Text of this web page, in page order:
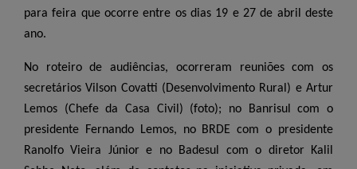
para feira que ocorre entre os dias 19 e 27 de abril deste
ano.
No roteiro de audiências, ocorreram reuniões com os
secretários Vilson Covatti (Desenvolvimento Rural) e Artur
Lemos (Chefe da Casa Civil) (foto); no Banrisul com o
presidente Fernando Lemos, no BRDE com o presidente
Ranolfo Vieira Júnior e no Badesul com o diretor Kalil